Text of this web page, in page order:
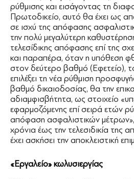
ρύθμισης και εισάγοντας τη
Πρωτοδικείο, αυτό θα έχει ως
σε ισχύ της απόφασης
την πολύ μεγαλύτερη
τελεσίδικης απόφασης επί της
και παραπέρα, όταν η υπόθεση
στον δεύτερο βαθμό (Εφετείο),
επιλέξει τη νέα ρύθμιση
βαθμό δικαιοδοσίας, θα την
αδιαμφισβήτητα, ως στοιχείο
εφαρμοζόμενης επί σειρά ετών
απόφαση ασφαλιστικών
χρόνια έως την τελεσιδικία της
έχει ασκήσει την αποκλειστική
«Εργαλείο» κωλυσιεργίας